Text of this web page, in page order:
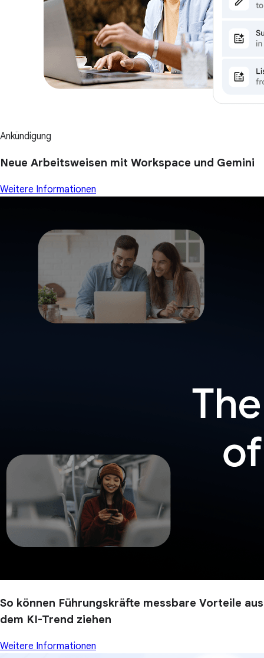
Ankündigung
Neue Arbeitsweisen mit Workspace und Gemini
Weitere Informationen
So können Führungskräfte messbare Vorteile aus
dem KI-Trend ziehen
Weitere Informationen